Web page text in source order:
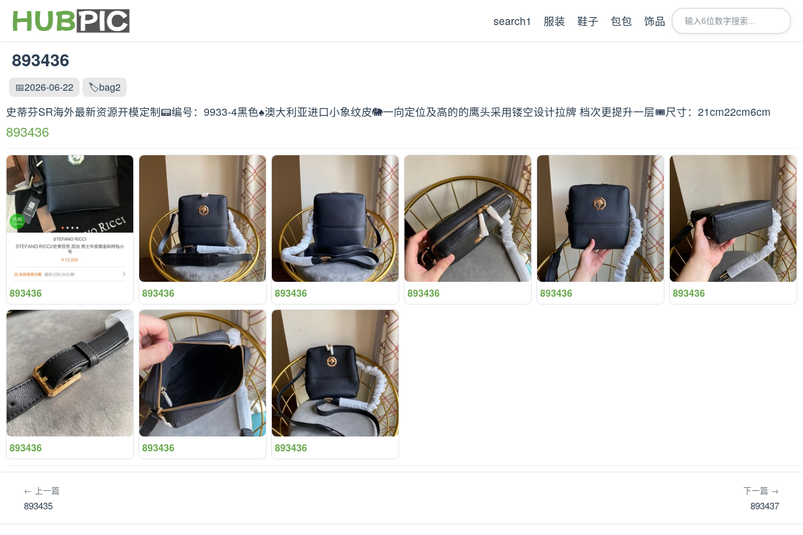
search1 服装 鞋子 包包 饰品
893436
📅2026-06-22 🏷️bag2
史蒂芬SR海外最新资源开模定制📟编号：9933-4黑色♠️澳大利亚进口小象纹皮🐘一向定位及高的的鹰头采用镂空设计拉牌 档次更提升一层🎟尺寸：21cm22cm6cm
893436
893436 893436 893436 893436 893436 893436
893436 893436 893436
← 上一篇
893435
下一篇 →
893437